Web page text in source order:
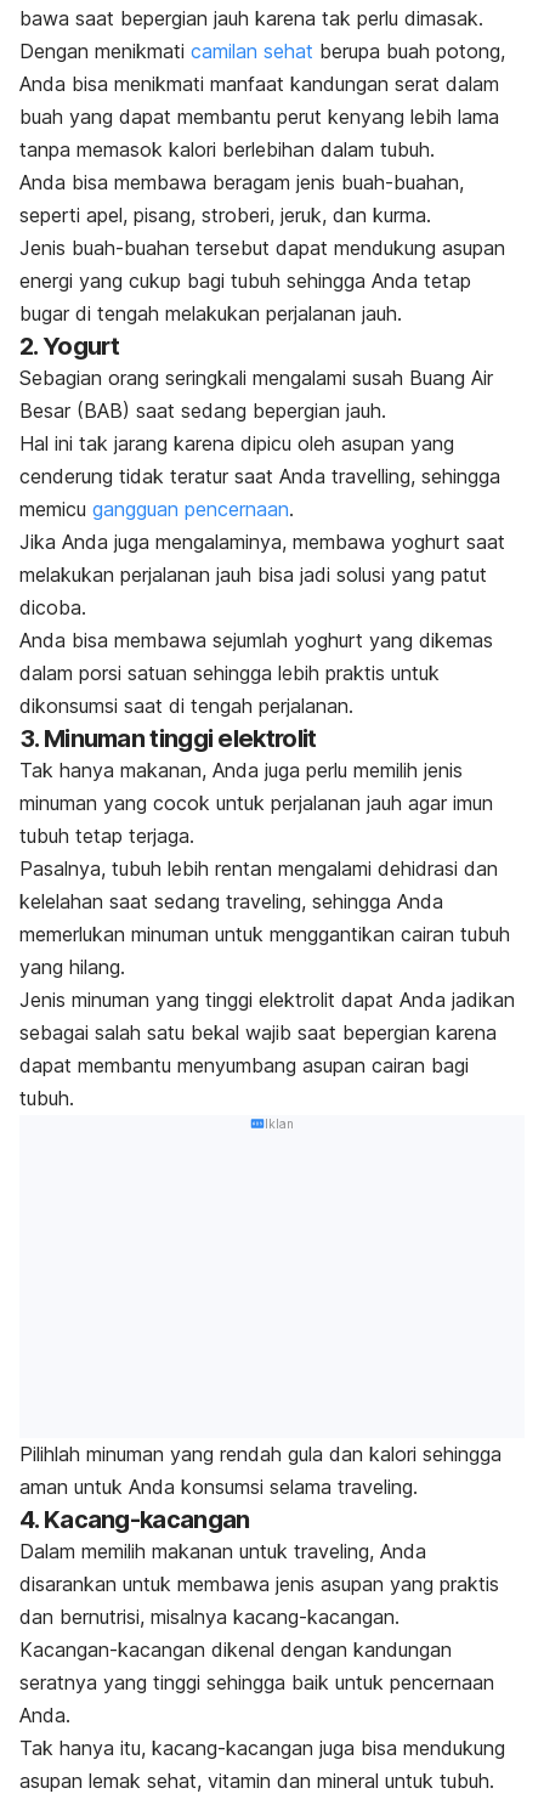
bawa saat bepergian jauh karena tak perlu dimasak.
Dengan menikmati camilan sehat berupa buah potong,
Anda bisa menikmati manfaat kandungan serat dalam
buah yang dapat membantu perut kenyang lebih lama
tanpa memasok kalori berlebihan dalam tubuh.
Anda bisa membawa beragam jenis buah-buahan,
seperti apel, pisang, stroberi, jeruk, dan kurma.
Jenis buah-buahan tersebut dapat mendukung asupan
energi yang cukup bagi tubuh sehingga Anda tetap
bugar di tengah melakukan perjalanan jauh.
2. Yogurt
Sebagian orang seringkali mengalami susah Buang Air
Besar (BAB) saat sedang bepergian jauh.
Hal ini tak jarang karena dipicu oleh asupan yang
cenderung tidak teratur saat Anda travelling, sehingga
memicu gangguan pencernaan.
Jika Anda juga mengalaminya, membawa yoghurt saat
melakukan perjalanan jauh bisa jadi solusi yang patut
dicoba.
Anda bisa membawa sejumlah yoghurt yang dikemas
dalam porsi satuan sehingga lebih praktis untuk
dikonsumsi saat di tengah perjalanan.
3. Minuman tinggi elektrolit
Tak hanya makanan, Anda juga perlu memilih jenis
minuman yang cocok untuk perjalanan jauh agar imun
tubuh tetap terjaga.
Pasalnya, tubuh lebih rentan mengalami dehidrasi dan
kelelahan saat sedang traveling, sehingga Anda
memerlukan minuman untuk menggantikan cairan tubuh
yang hilang.
Jenis minuman yang tinggi elektrolit dapat Anda jadikan
sebagai salah satu bekal wajib saat bepergian karena
dapat membantu menyumbang asupan cairan bagi
tubuh.
Iklan
Pilihlah minuman yang rendah gula dan kalori sehingga
aman untuk Anda konsumsi selama traveling.
4. Kacang-kacangan
Dalam memilih makanan untuk traveling, Anda
disarankan untuk membawa jenis asupan yang praktis
dan bernutrisi, misalnya kacang-kacangan.
Kacangan-kacangan dikenal dengan kandungan
seratnya yang tinggi sehingga baik untuk pencernaan
Anda.
Tak hanya itu, kacang-kacangan juga bisa mendukung
asupan lemak sehat, vitamin dan mineral untuk tubuh.